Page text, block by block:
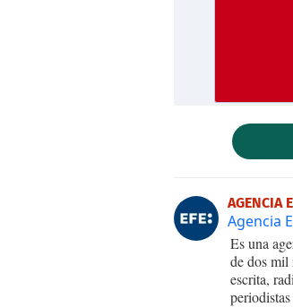
AGENCIA
Agencia
Es una
de dos mil
escrita,